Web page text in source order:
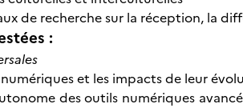
de recherche sur la réception, la
:
et les impacts de leur
des outils numériques